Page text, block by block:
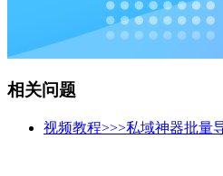
相关问题
视频教程>>>私域神器批量